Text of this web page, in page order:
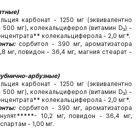
карбонат - 1250 мг (эквивалентно
мг), колекальциферол (витамин D₃) -
колекальциферола - 2,0 мг*.
сорбитол - 390 мг, ароматизатора
мг, повидон - 36,4 мг, магния стеарат -
арбузные)
карбонат - 1250 мг (эквивалентно
мг), колекальциферол (витамин D₃) -
колекальциферола - 2,0 мг*.
сорбитол - 390 мг, ароматизатора
10,2 мг, повидон - 36,4 мг,
- 1,00 мг.